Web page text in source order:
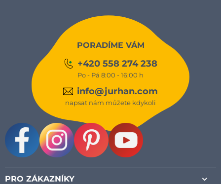
PORADÍME VÁM
+420 558 274 238
Po - Pá 8:00 - 16:00 h
info@jurhan.com
napsat nám můžete kdykoli
PRO ZÁKAZNÍKY